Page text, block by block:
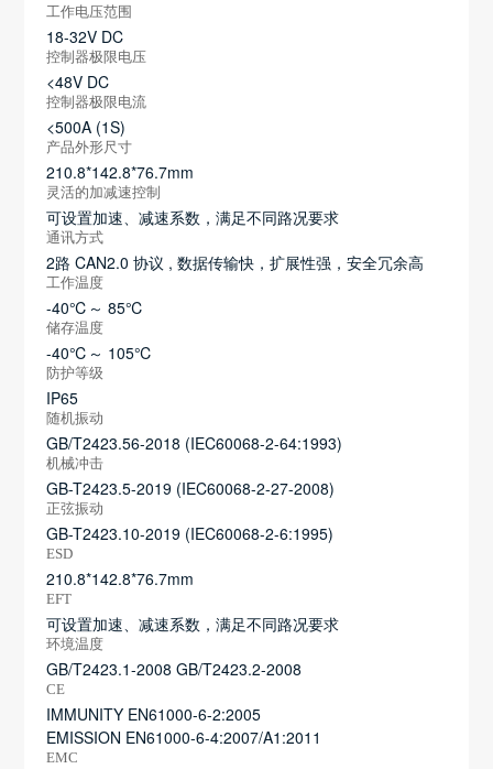
工作电压范围
18-32V DC
控制器极限电压
<48V DC
控制器极限电流
<500A (1S)
产品外形尺寸
210.8*142.8*76.7mm
灵活的加减速控制
可设置加速、减速系数，满足不同路况要求
通讯方式
2路 CAN2.0 协议 , 数据传输快，扩展性强，安全冗余高
工作温度
-40℃～ 85℃
储存温度
-40℃～ 105℃
防护等级
IP65
随机振动
GB/T2423.56-2018 (IEC60068-2-64:1993)
机械冲击
GB-T2423.5-2019 (IEC60068-2-27-2008)
正弦振动
GB-T2423.10-2019 (IEC60068-2-6:1995)
ESD
210.8*142.8*76.7mm
EFT
可设置加速、减速系数，满足不同路况要求
环境温度
GB/T2423.1-2008 GB/T2423.2-2008
CE
IMMUNITY EN61000-6-2:2005
EMISSION EN61000-6-4:2007/A1:2011
EMC